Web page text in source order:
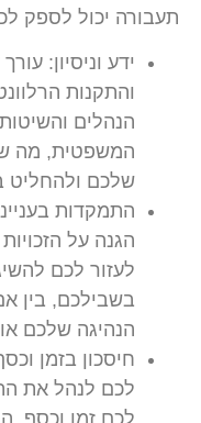
תעבורה יכול לספק
ידע וניסיון:עורך
והתקנות
הנהלים
המשפטית, מה
שלכם ולהחליט
התמקדות
הגנה על
לעזור לכם
בשבילכם, בין אם
הנהיגה שלכם או
חיסכון בזמן וכסף:
לכם לנהל את